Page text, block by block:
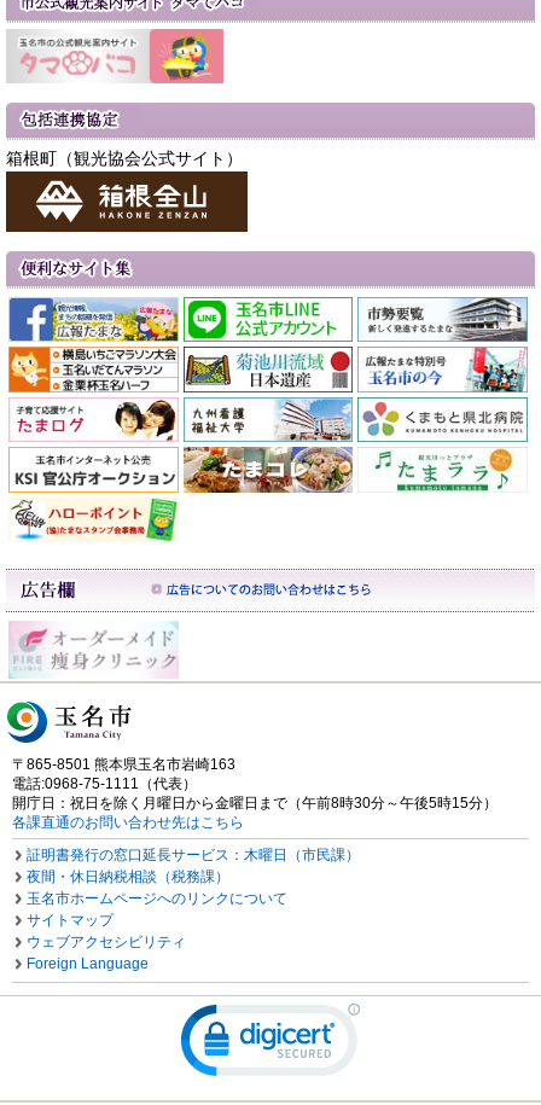
箱根町（観光協会公式サイト）
〒865-8501 熊本県玉名市岩崎163
電話:0968-75-1111（代表）
開庁日：祝日を除く月曜日から金曜日まで（午前8時30分～午後5時15分）
各課直通のお問い合わせ先はこちら
証明書発行の窓口延長サービス：木曜日（市民課）
夜間・休日納税相談（税務課）
玉名市ホームページへのリンクについて
サイトマップ
ウェブアクセシビリティ
Foreign Language